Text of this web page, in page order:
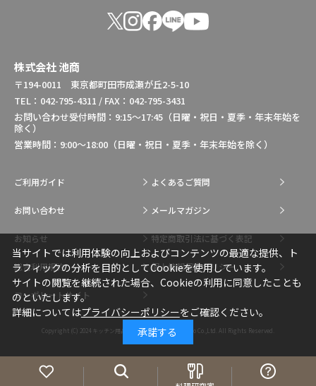
株式会社 池商
〒194-0011 東京都町田市成瀬が丘2-5-10
TEL：042-795-4311 / FAX：042-795-3431
お問い合わせ受付時間：9:15～17:45（日曜・祝日・夏季・年末年始を
除く）
営業時間：9:00～18:00（日曜・祝日・夏季・年末年始を除く）
ご利用ガイド よくあるご質問
お問い合わせ メールマガジン
お知らせ 特定商取引法に基づく表記
総合利用規約 個人情報保護ポリシー
コーポレートサイト
Copyright (C) 2024 キッチン用品・調理用品の通販はIkesho Co.,Ltd. All Rights Reserved.
当サイトでは利用体験の向上およびコンテンツの最適な提供、ト
ラフィックの分析を目的としてCookieを使用しています。
サイトの閲覧を継続された場合、Cookieの利用に同意したことも
のといたします。
詳細についてはプライバシーポリシーをご確認ください。
承諾する